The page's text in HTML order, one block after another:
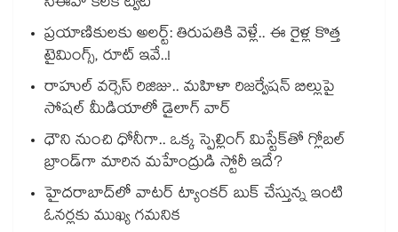
ప్రయాణికులకు అలర్ట్: తిరుపతికి వెళ్లే.. ఈ రైళ్ల కొత్త
టైమింగ్స్, రూట్ ఇవే..!
రాహుల్ వర్సెస్ రిజిజు.. మహిళా రిజర్వేషన్ బిల్లుపై
సోషల్ మీడియాలో డైలాగ్ వార్
ధౌని నుంచి ధోనీగా.. ఒక్క స్పెల్లింగ్ మిస్టేక్‌తో గ్లోబల్
బ్రాండ్‌గా మారిన మహేంద్రుడి స్టోరీ ఇదే?
హైదరాబాద్⁪లో వాటర్ ట్యాంకర్ బుక్ చేస్తున్న ఇంటి
ఓనర్లకు ముఖ్య గమనిక